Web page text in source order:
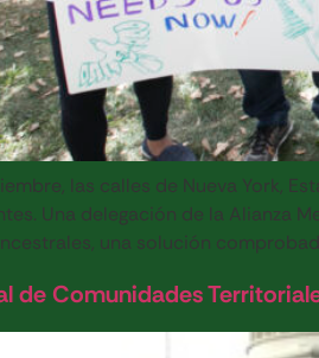
las calles de Nueva York,
Una delegación de la Alianza
una solución
de Comunidades